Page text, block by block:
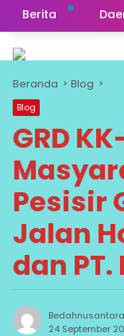
Berita
Beranda Blog
Blog
GRD
Pesisir
Jalan
dan PT.
24 September